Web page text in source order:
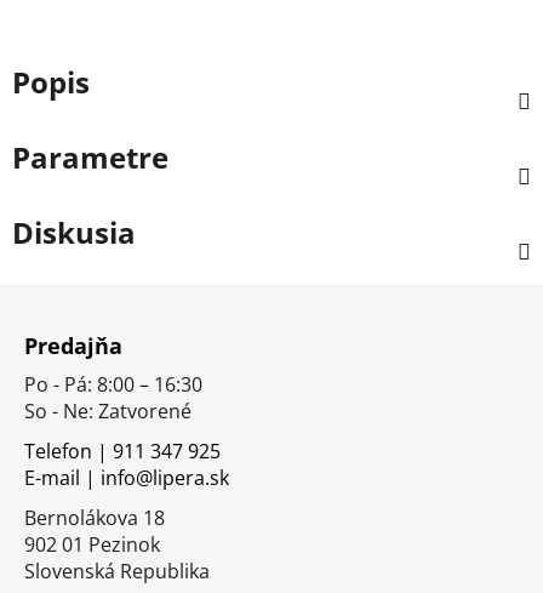
Popis
Parametre
Diskusia
Predajňa
Po - Pá: 8:00 – 16:30
So - Ne: Zatvorené
Telefon | 911 347 925
E-mail | info@lipera.sk
Bernolákova 18
902 01 Pezinok
Slovenská Republika